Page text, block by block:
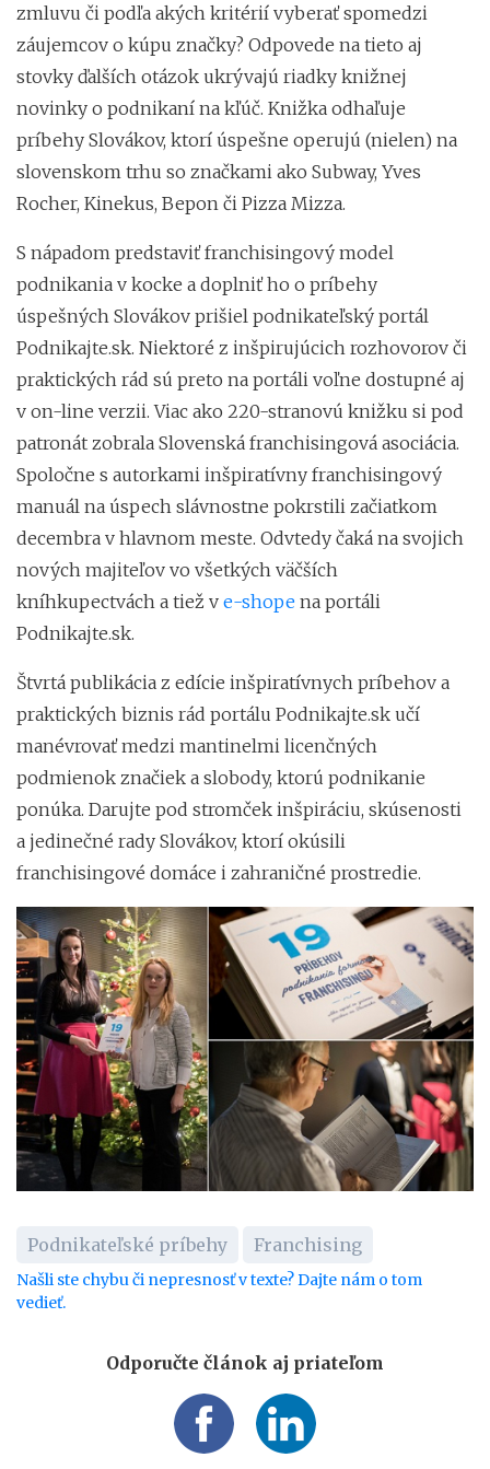
zmluvu či podľa akých kritérií vyberať spomedzi
záujemcov o kúpu značky? Odpovede na tieto aj
stovky ďalších otázok ukrývajú riadky knižnej
novinky o podnikaní na kľúč. Knižka odhaľuje
príbehy Slovákov, ktorí úspešne operujú (nielen) na
slovenskom trhu so značkami ako Subway, Yves
Rocher, Kinekus, Bepon či Pizza Mizza.
S nápadom predstaviť franchisingový model
podnikania v kocke a doplniť ho o príbehy
úspešných Slovákov prišiel podnikateľský portál
Podnikajte.sk. Niektoré z inšpirujúcich rozhovorov či
praktických rád sú preto na portáli voľne dostupné aj
v on-line verzii. Viac ako 220-stranovú knižku si pod
patronát zobrala Slovenská franchisingová asociácia.
Spoločne s autorkami inšpiratívny franchisingový
manuál na úspech slávnostne pokrstili začiatkom
decembra v hlavnom meste. Odvtedy čaká na svojich
nových majiteľov vo všetkých väčších
kníhkupectvách a tiež v e-shope na portáli
Podnikajte.sk.
Štvrtá publikácia z edície inšpiratívnych príbehov a
praktických biznis rád portálu Podnikajte.sk učí
manévrovať medzi mantinelmi licenčných
podmienok značiek a slobody, ktorú podnikanie
ponúka. Darujte pod stromček inšpiráciu, skúsenosti
a jedinečné rady Slovákov, ktorí okúsili
franchisingové domáce i zahraničné prostredie.
Podnikateľské príbehy Franchising
Našli ste chybu či nepresnosť v texte? Dajte nám o tom
vedieť.
Odporučte článok aj priateľom